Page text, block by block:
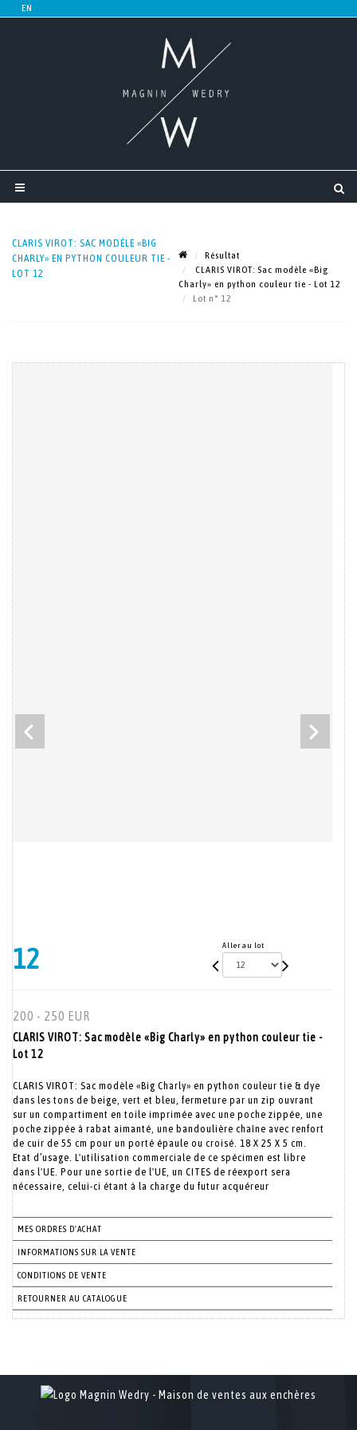
CLARIS VIROT: SAC MODÈLE «BIG
CHARLY» EN PYTHON COULEUR TIE -
LOT 12
Résultat
CLARIS VIROT: Sac modèle «Big
Charly» en python couleur tie - Lot 12
Lot n° 12
12 Aller au lot
200 - 250 EUR
CLARIS VIROT: Sac modèle «Big Charly» en python couleur tie -
Lot 12
CLARIS VIROT: Sac modèle «Big Charly» en python couleur tie & dye
dans les tons de beige, vert et bleu, fermeture par un zip ouvrant
sur un compartiment en toile imprimée avec une poche zippée, une
poche zippée à rabat aimanté, une bandoulière chaîne avec renfort
de cuir de 55 cm pour un porté épaule ou croisé. 18 X 25 X 5 cm.
Etat d’usage. L'utilisation commerciale de ce spécimen est libre
dans l'UE. Pour une sortie de l'UE, un CITES de réexport sera
nécessaire, celui-ci étant à la charge du futur acquéreur
MES ORDRES D'ACHAT
INFORMATIONS SUR LA VENTE
CONDITIONS DE VENTE
RETOURNER AU CATALOGUE